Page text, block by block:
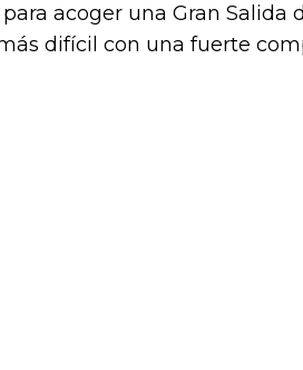
acoger una Gran Salida
difícil con una fuerte